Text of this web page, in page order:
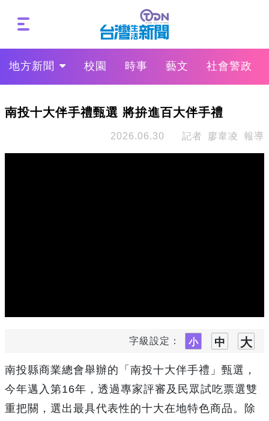
地方新聞 校園 時事 藝文 社會警政
南投十大伴手禮甄選 將拚進百大伴手禮
2026.06.30 記者 廖韋凌 報導
字級設定：
南投縣商業總會舉辦的「南投十大伴手禮」甄選，
今年邁入第16年，透過專家評審及民眾試吃票選雙
重把關，選出最具代表性的十大在地特色商品。除